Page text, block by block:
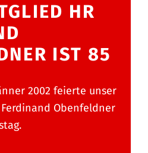
HR
IST 85
2002 feierte unser
Obenfeldner